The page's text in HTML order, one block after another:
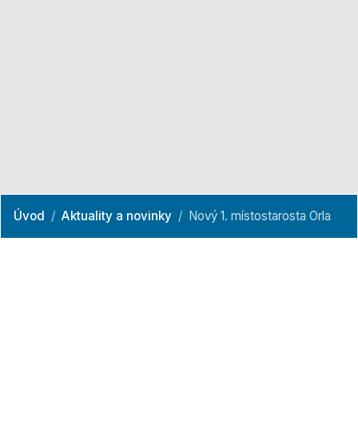
Úvod Aktuality a novinky Nový 1. místostarosta Orla